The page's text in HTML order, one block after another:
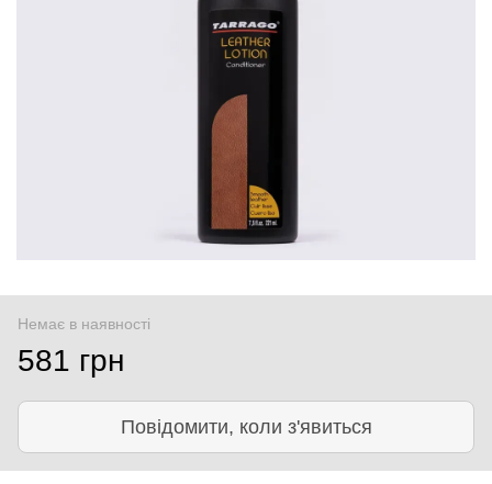
Немає в наявності
581 грн
Повідомити, коли з'явиться